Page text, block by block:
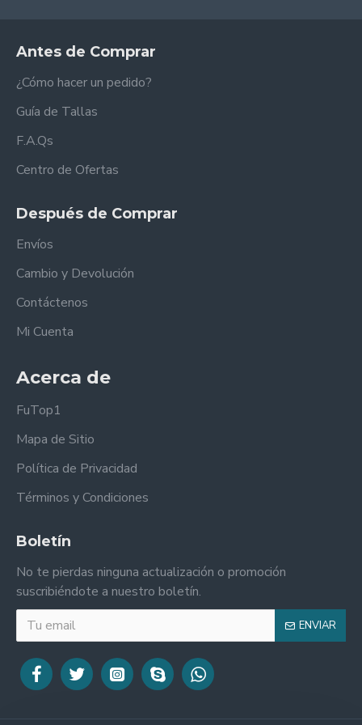
Antes de Comprar
¿Cómo hacer un pedido?
Guía de Tallas
F.A.Qs
Centro de Ofertas
Después de Comprar
Envíos
Cambio y Devolución
Contáctenos
Mi Cuenta
Acerca de
FuTop1
Mapa de Sitio
Política de Privacidad
Términos y Condiciones
Boletín
No te pierdas ninguna actualización o promoción
suscribiéndote a nuestro boletín.
ENVIAR